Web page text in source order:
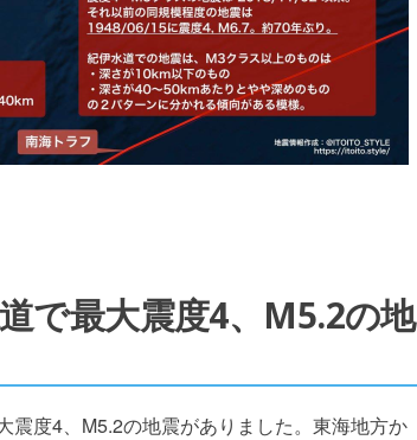
で最大震度4、M5.2の地
震度4、M5.2の地震がありました。東海地方か